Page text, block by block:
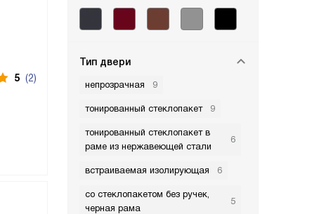
Тип двери
непрозрачная 9
тонированный стеклопакет 9
тонированный стеклопакет в
раме из нержавеющей стали
6
встраиваемая изолирующая 6
со стеклопакетом без ручек,
черная рама
5
5 (2)